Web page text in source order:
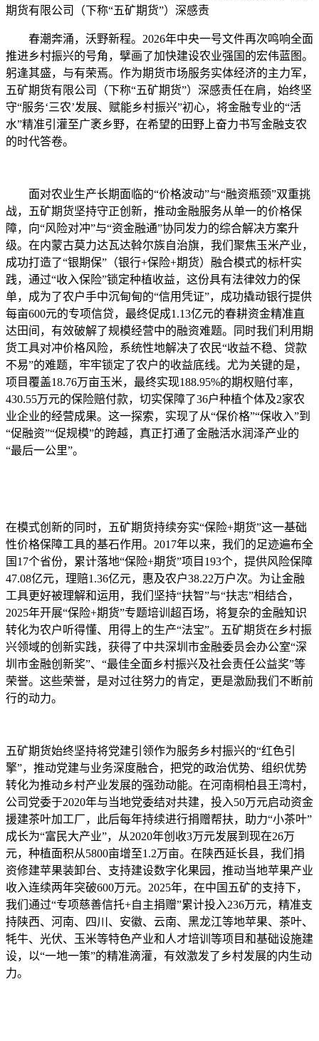
期货有限公司（下称“五矿期货”）深感责
春潮奔涌，沃野新程。2026年中央一号文件再次鸣响全面
推进乡村振兴的号角，擘画了加快建设农业强国的宏伟蓝图。
躬逢其盛，与有荣焉。作为期货市场服务实体经济的主力军，
五矿期货有限公司（下称“五矿期货”）深感责任在肩，始终坚
守“服务‘三农’发展、赋能乡村振兴”初心，将金融专业的“活
水”精准引灌至广袤乡野，在希望的田野上奋力书写金融支农
的时代答卷。
面对农业生产长期面临的“价格波动”与“融资瓶颈”双重挑
战，五矿期货坚持守正创新，推动金融服务从单一的价格保
障，向“风险对冲”与“资金融通”协同发力的综合解决方案升
级。在内蒙古莫力达瓦达斡尔族自治旗，我们聚焦玉米产业，
成功打造了“银期保”（银行+保险+期货）融合模式的标杆实
践，通过“收入保险”锁定种植收益，这份具有法律效力的保
单，成为了农户手中沉甸甸的“信用凭证”，成功撬动银行提供
每亩600元的专项信贷，最终促成1.13亿元的春耕资金精准直
达田间，有效破解了规模经营中的融资难题。同时我们利用期
货工具对冲价格风险，系统性地解决了农民“收益不稳、贷款
不易”的难题，牢牢锁定了农户的收益底线。尤为关键的是，
项目覆盖18.76万亩玉米，最终实现188.95%的期权赔付率，
430.55万元的保险赔付款，切实保障了36户种植个体及2家农
业企业的经营成果。这一探索，实现了从“保价格”“保收入”到
“促融资”“促规模”的跨越，真正打通了金融活水润泽产业的
“最后一公里”。
在模式创新的同时，五矿期货持续夯实“保险+期货”这一基础
性价格保障工具的基石作用。2017年以来，我们的足迹遍布全
国17个省份，累计落地“保险+期货”项目193个，提供风险保障
47.08亿元，理赔1.36亿元，惠及农户38.22万户次。为让金融
工具更好被理解和运用，我们坚持“扶智”与“扶志”相结合，
2025年开展“保险+期货”专题培训超百场，将复杂的金融知识
转化为农户听得懂、用得上的生产“法宝”。五矿期货在乡村振
兴领域的创新实践，获得了中共深圳市金融委员会办公室“深
圳市金融创新奖”、“最佳全面乡村振兴及社会责任公益奖”等
荣誉。这些荣誉，是对过往努力的肯定，更是激励我们不断前
行的动力。
五矿期货始终坚持将党建引领作为服务乡村振兴的“红色引
擎”，推动党建与业务深度融合，把党的政治优势、组织优势
转化为推动乡村产业发展的强劲动能。在河南桐柏县王湾村，
公司党委于2020年与当地党委结对共建，投入50万元启动资金
援建茶叶加工厂，此后每年持续进行捐赠帮扶，助力“小茶叶”
成长为“富民大产业”，从2020年创收3万元发展到现在26万
元，种植面积从5800亩增至1.2万亩。在陕西延长县，我们捐
资修建苹果装卸台、支持建设数字化果园，推动当地苹果产业
收入连续两年突破600万元。2025年，在中国五矿的支持下，
我们通过“专项慈善信托+自主捐赠”累计投入236万元，精准支
持陕西、河南、四川、安徽、云南、黑龙江等地苹果、茶叶、
牦牛、光伏、玉米等特色产业和人才培训等项目和基础设施建
设，以“一地一策”的精准滴灌，有效激发了乡村发展的内生动
力。